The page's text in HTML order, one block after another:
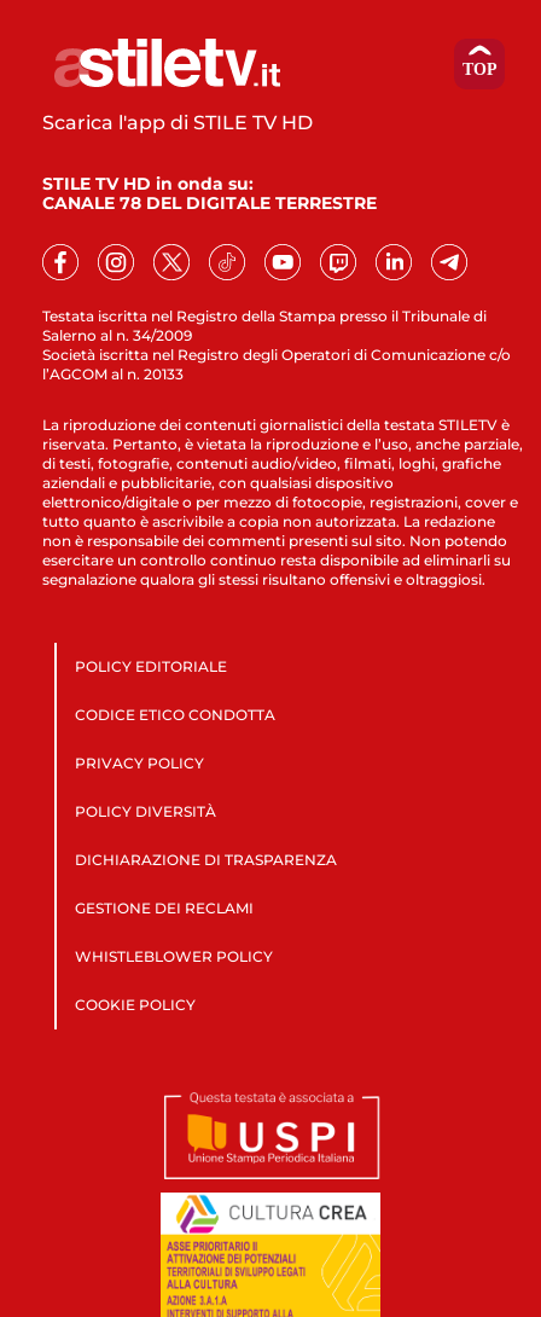
Testata iscritta nel Registro della Stampa presso il Tribunale di
Salerno al n. 34/2009
Società iscritta nel Registro degli Operatori di Comunicazione c/o
l’AGCOM al n. 20133
Scarica l'app di STILE TV HD
STILE TV HD in onda su:
CANALE 78 DEL DIGITALE TERRESTRE
La riproduzione dei contenuti giornalistici della testata STILETV è
riservata. Pertanto, è vietata la riproduzione e l’uso, anche parziale,
di testi, fotografie, contenuti audio/video, filmati, loghi, grafiche
aziendali e pubblicitarie, con qualsiasi dispositivo
elettronico/digitale o per mezzo di fotocopie, registrazioni, cover e
tutto quanto è ascrivibile a copia non autorizzata. La redazione
non è responsabile dei commenti presenti sul sito. Non potendo
esercitare un controllo continuo resta disponibile ad eliminarli su
segnalazione qualora gli stessi risultano offensivi e oltraggiosi.
POLICY EDITORIALE
CODICE ETICO CONDOTTA
PRIVACY POLICY
POLICY DIVERSITÀ
DICHIARAZIONE DI TRASPARENZA
GESTIONE DEI RECLAMI
WHISTLEBLOWER POLICY
COOKIE POLICY